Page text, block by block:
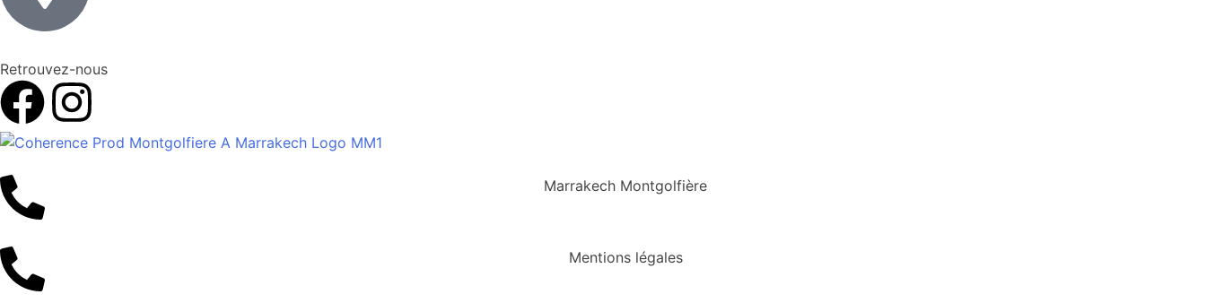
Retrouvez-nous
Marrakech Montgolfière
Mentions légales